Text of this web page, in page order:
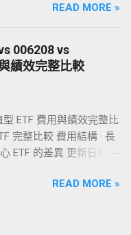
全地把台幣變成卡裡的
外加密貨幣卡之前，你需
灣用戶來說，最合法、
本土且符合金管會規
易所 MAX 專屬開戶福
台各大銀行綁定，台幣出
路不明的群組買幣！
使用 MAX Token 支付再
xx565hb6g3 註冊完整
往教學 註冊連結(要確認
時官方轉址會漏掉 可以
點擊前往註冊 優惠 註
8%返利無上限 定存年
購物 線上 無 輸入信用卡
族 現場 LinePay
使用LINEPAY付款直接
上 無 簡訊驗證 義美門市
READ MORE »
006208 vs
績效完整比較
ETF 費用與績效完整比
完整比較 費用結構 · 長
ETF 的差異 更新日期：
論與建議 開戶推薦：永
READ MORE »